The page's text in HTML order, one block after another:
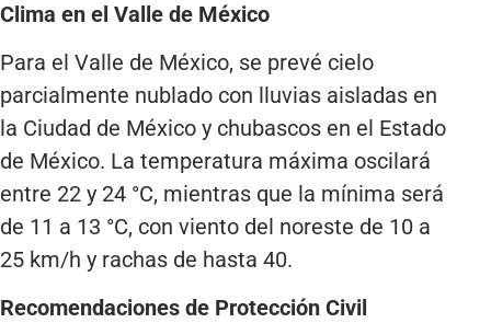
Clima en el Valle de México
Para el Valle de México, se prevé cielo
parcialmente nublado con lluvias aisladas en
la Ciudad de México y chubascos en el Estado
de México. La temperatura máxima oscilará
entre 22 y 24 °C, mientras que la mínima será
de 11 a 13 °C, con viento del noreste de 10 a
25 km/h y rachas de hasta 40.
Recomendaciones de Protección Civil